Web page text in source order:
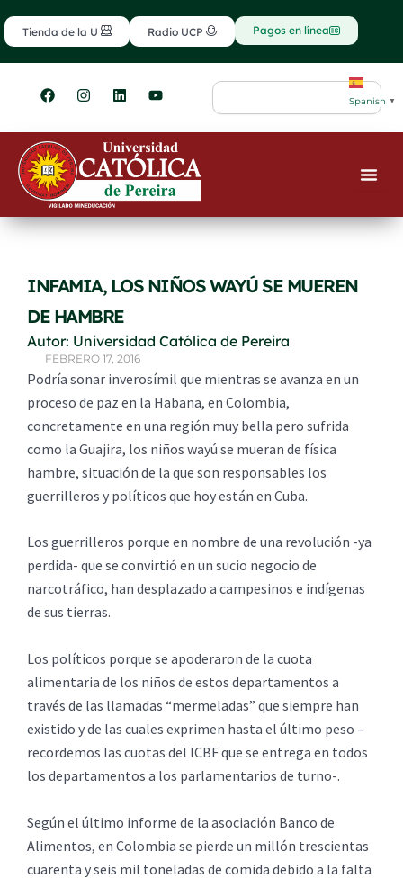
al
contenido
Tienda de la U Radio UCP Pagos en línea
F
a
e
b
o
o
k
I
n
t
g
r
m
L
i
k
e
d
i
n
Y
o
t
u
b
e
Search
Spanish ▼
INFAMIA, LOS NIÑOS WAYÚ SE MUEREN
DE HAMBRE
Autor: Universidad Católica de Pereira
FEBRERO 17, 2016
Podría sonar inverosímil que mientras se avanza en un
proceso de paz en la Habana, en Colombia,
concretamente en una región muy bella pero sufrida
como la Guajira, los niños wayú se mueran de física
hambre, situación de la que son responsables los
guerrilleros y políticos que hoy están en Cuba.
Los guerrilleros porque en nombre de una revolución -ya
perdida- que se convirtió en un sucio negocio de
narcotráfico, han desplazado a campesinos e indígenas
de sus tierras.
Los políticos porque se apoderaron de la cuota
alimentaria de los niños de estos departamentos a
través de las llamadas “mermeladas” que siempre han
existido y de las cuales exprimen hasta el último peso –
recordemos las cuotas del ICBF que se entrega en todos
los departamentos a los parlamentarios de turno-.
Según el último informe de la asociación Banco de
Alimentos, en Colombia se pierde un millón trescientas
cuarenta y seis mil toneladas de comida debido a la falta